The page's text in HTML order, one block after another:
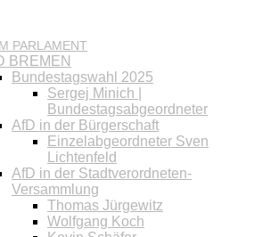
PARLAMENT
BREMEN
Bundestagswahl 2025
Sergej Minich |
Bundestagsabgeordneter
AfD in der Bürgerschaft
Einzelabgeordneter Sven
Lichtenfeld
AfD in der Stadtverordneten-
Versammlung
Thomas Jürgewitz
Wolfgang Koch